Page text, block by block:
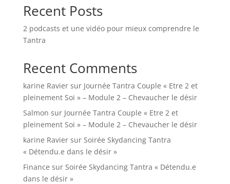
Recent Posts
2 podcasts et une vidéo pour mieux comprendre le
Tantra
Recent Comments
karine Raviersur Journée Tantra Couple « Etre 2 et
pleinement Soi » – Module 2 – Chevaucher le désir
Salmon sur Journée Tantra Couple « Etre 2 et
pleinement Soi » – Module 2 – Chevaucher le désir
karine Raviersur Soirée Skydancing Tantra
« Détendu.e dans le désir »
Finance sur Soirée Skydancing Tantra « Détendu.e
dans le désir »